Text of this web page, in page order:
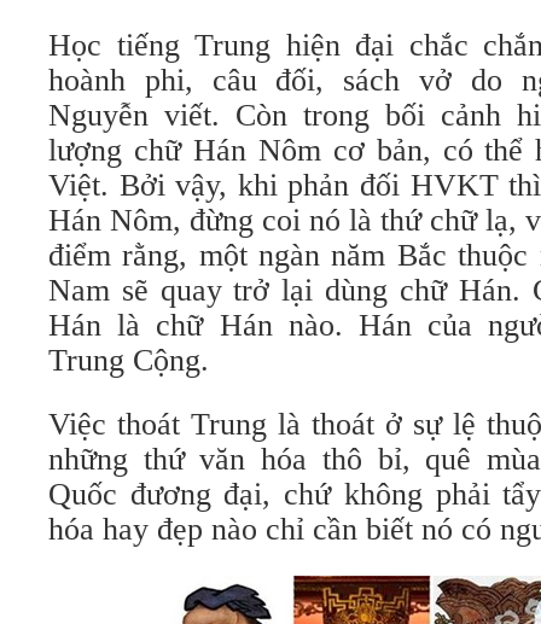
Học tiếng Trung hiện đại chắc
hoành phi, câu đối, sách vở do
Nguyễn viết. Còn trong bối cảnh
lượng chữ Hán Nôm cơ bản, có thể
Việt. Bởi vậy, khi phản đối HVKT
Hán Nôm, đừng coi nó là thứ chữ lạ,
điểm rằng, một ngàn năm Bắc
Nam sẽ quay trở lại dùng chữ Hán.
Hán là chữ Hán nào. Hán của
Trung Cộng.
Việc thoát Trung là thoát ở sự lệ
những thứ văn hóa thô bỉ, quê
Quốc đương đại, chứ không phải
hóa hay đẹp nào chỉ cần biết nó có